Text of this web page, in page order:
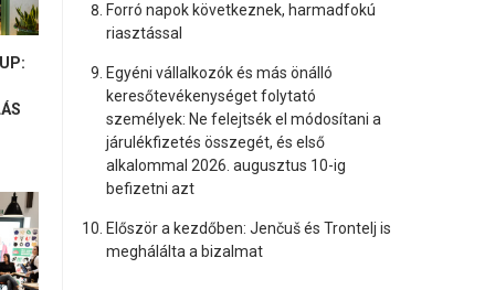
Forró napok következnek, harmadfokú
riasztással
Egyéni vállalkozók és más önálló
keresőtevékenységet folytató
személyek: Ne felejtsék el módosítani a
járulékfizetés összegét, és első
alkalommal 2026. augusztus 10-ig
befizetni azt
Először a kezdőben: Jenčuš és Trontelj is
meghálálta a bizalmat